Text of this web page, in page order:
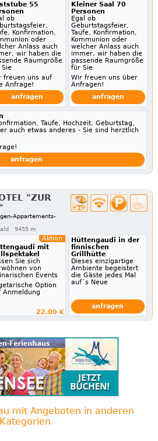
55
ob
Konfirmation,
oder
Anlass auch
wir haben die
Raumgröße
freuen uns auf
Anfrage!
anfragen
Kleiner Saal 70
Personen
Egal ob
Geburtstagsfeier,
Taufe, Konfirmation,
Kommunion oder
welcher Anlass auch
immer, wir haben die
passende Raumgröße
für Sie
Wir freuen uns über
Anfragen!
anfragen
Taufe, Hochzeit, Geburtstag,
auch etwas anderes - Sie sind herztlich
anfragen
"ZUR
Appartements-
9455 m
Aktion
mit
Sie sich
von
Events
Option
Anmeldung
22.00 €
Hüttengaudi in der
finnischen
Grillhütte
Dieses einzigartige
Ambiente begeistert
die Gäste jedes Mal
auf´s Neue
anfragen
mit Angeboten in anderen
Kategorien